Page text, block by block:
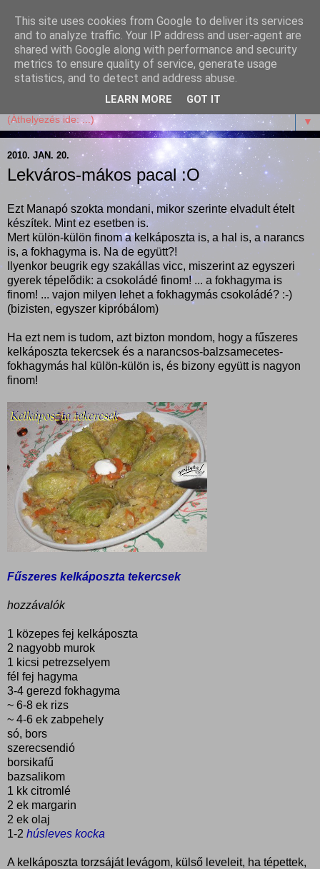
Garffyka
Szösszenetek a konyhámból, az életemből. Mosollyal,
receptekkel, vidámsággal, marcipánnal, csokival.
▼
2010. JAN. 20.
Lekváros-mákos pacal :O
Ezt Manapó szokta mondani, mikor szerinte elvadult ételt
készítek. Mint ez esetben is.
Mert külön-külön finom a kelkáposzta is, a hal is, a narancs
is, a fokhagyma is. Na de együtt?!
Ilyenkor beugrik egy szakállas vicc, miszerint az egyszeri
gyerek tépelődik: a csokoládé finom! ... a fokhagyma is
finom! ... vajon milyen lehet a fokhagymás csokoládé? :-)
(bizisten, egyszer kipróbálom)
Ha ezt nem is tudom, azt bizton mondom, hogy a fűszeres
kelkáposzta tekercsek és a narancsos-balzsamecetes-
fokhagymás hal külön-külön is, és bizony együtt is nagyon
finom!
Fűszeres kelkáposzta tekercsek
hozzávalók
1 közepes fej kelkáposzta
2 nagyobb murok
1 kicsi petrezselyem
fél fej hagyma
3-4 gerezd fokhagyma
~ 6-8 ek rizs
~ 4-6 ek zabpehely
só, bors
szerecsendió
borsikafű
bazsalikom
1 kk citromlé
2 ek margarin
2 ek olaj
1-2 húsleves kocka
A kelkáposzta torzsáját levágom, külső leveleit, ha tépettek,
This site uses cookies from Google to deliver its services
and to analyze traffic. Your IP address and user-agent are
shared with Google along with performance and security
metrics to ensure quality of service, generate usage
statistics, and to detect and address abuse.
LEARN MORE GOT IT